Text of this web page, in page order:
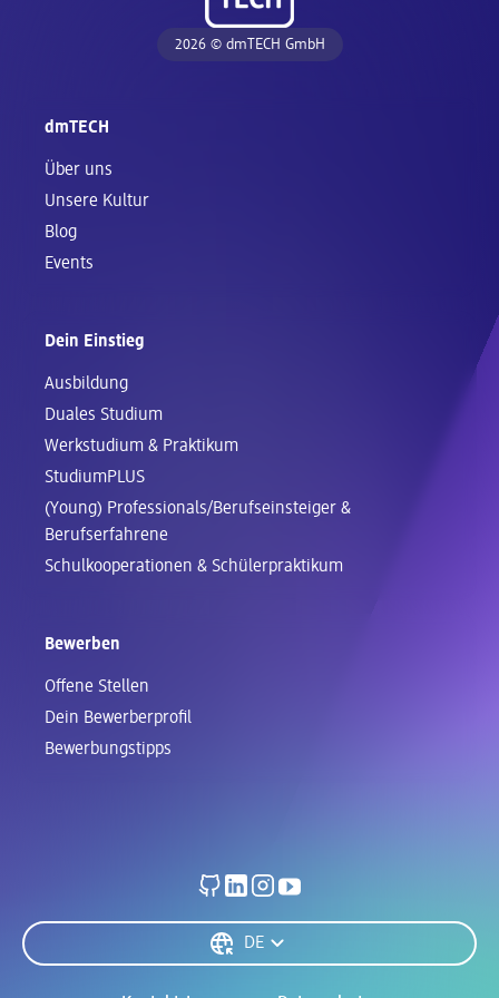
2026 © dmTECH GmbH
dmTECH
Über uns
Unsere Kultur
Blog
Events
Dein Einstieg
Ausbildung
Duales Studium
Werkstudium & Praktikum
StudiumPLUS
(Young) Professionals/Berufseinsteiger &
Berufserfahrene
Schul­kooperationen & Schüler­praktikum
Bewerben
Offene Stellen
Dein Bewerberprofil
Bewerbungstipps
Spracheinstellungen
DE